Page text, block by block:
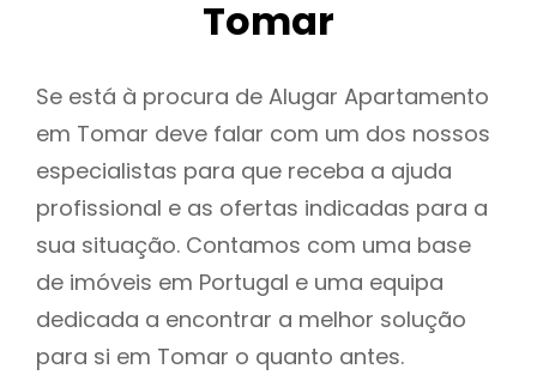
Tomar
Se está à procura de Alugar Apartamento
em Tomar deve falar com um dos nossos
especialistas para que receba a ajuda
profissional e as ofertas indicadas para a
sua situação. Contamos com uma base
de imóveis em Portugal e uma equipa
dedicada a encontrar a melhor solução
para si em Tomar o quanto antes.